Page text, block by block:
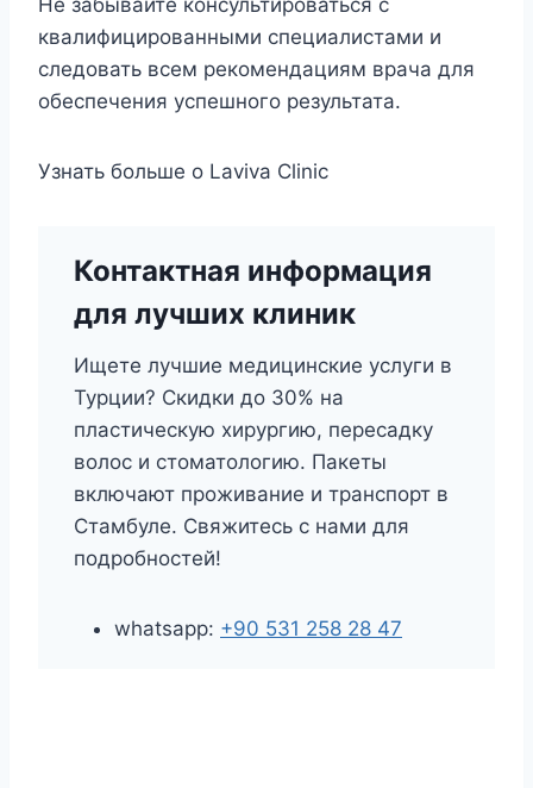
Не забывайте консультироваться с
квалифицированными специалистами и
следовать всем рекомендациям врача для
обеспечения успешного результата.
Узнать больше о Laviva Clinic
Контактная информация
для лучших клиник
Ищете лучшие медицинские услуги в
Турции? Скидки до 30% на
пластическую хирургию, пересадку
волос и стоматологию. Пакеты
включают проживание и транспорт в
Стамбуле. Свяжитесь с нами для
подробностей!
whatsapp: +90 531 258 28 47